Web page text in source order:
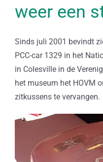
weer een
Sinds juli 2001 bevindt
PCC-car 1329 in het
in Colesville in de
het museum het HOVM
zitkussens te vervangen.